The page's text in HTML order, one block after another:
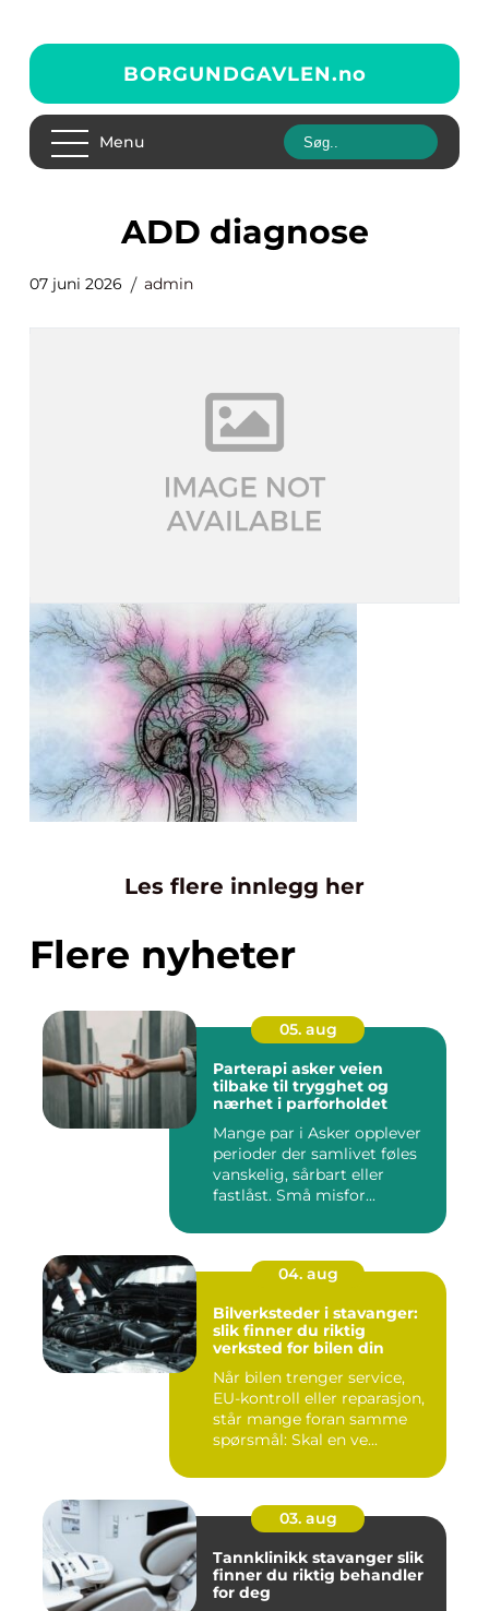
BORGUNDGAVLEN.no
Menu
ADD diagnose
07 juni 2026 admin
Les flere innlegg her
Flere nyheter
05. aug
Parterapi asker veien
tilbake til trygghet og
nærhet i parforholdet
Mange par i Asker opplever
perioder der samlivet føles
vanskelig, sårbart eller
fastlåst. Små misfor...
04. aug
Bilverksteder i stavanger:
slik finner du riktig
verksted for bilen din
Når bilen trenger service,
EU-kontroll eller reparasjon,
står mange foran samme
spørsmål: Skal en ve...
03. aug
Tannklinikk stavanger slik
finner du riktig behandler
for deg